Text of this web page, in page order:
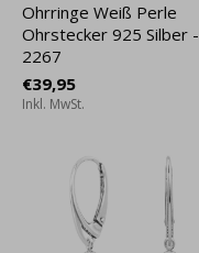
Ohrringe Weiß Perle
Ohrstecker 925 Silber -
2267
€39,95
Inkl. MwSt.